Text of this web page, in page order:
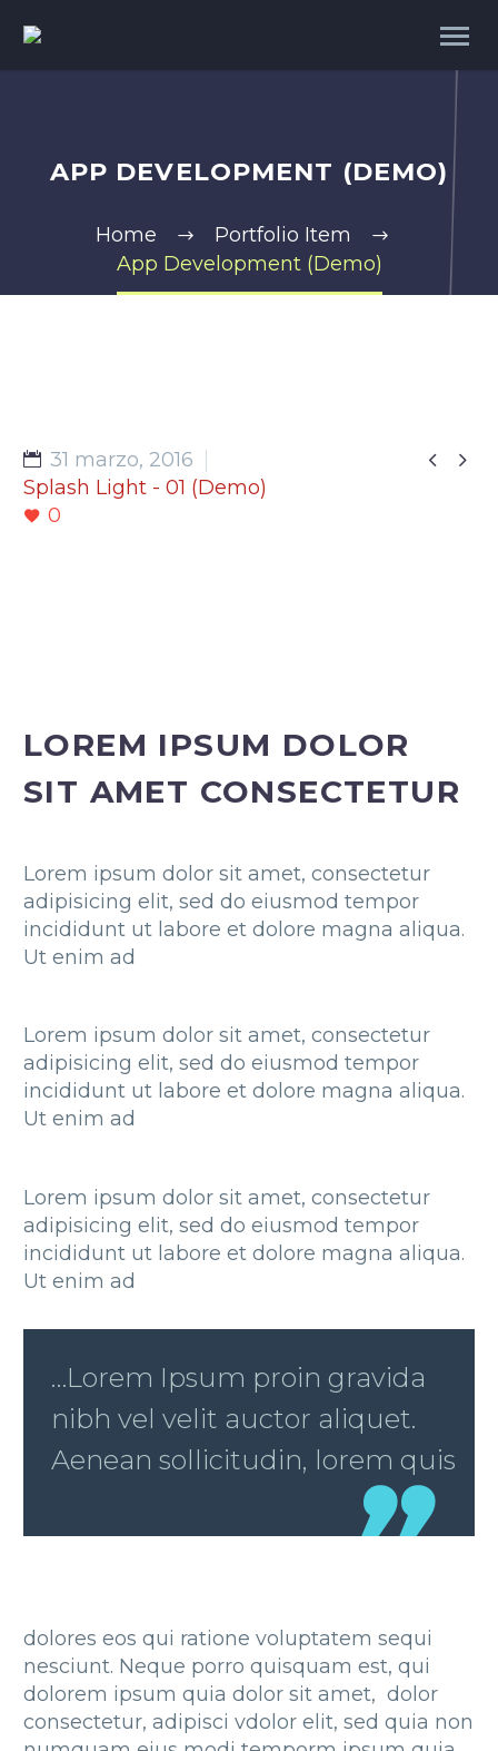
APP DEVELOPMENT (DEMO)
Home
Portfolio Item
App Development (Demo)
 
31 marzo, 2016
Splash Light - 01 (Demo)
0
LOREM IPSUM DOLOR
SIT AMET CONSECTETUR
Lorem ipsum dolor sit amet, consectetur
adipisicing elit, sed do eiusmod tempor
incididunt ut labore et dolore magna aliqua.
Ut enim ad
Lorem ipsum dolor sit amet, consectetur
adipisicing elit, sed do eiusmod tempor
incididunt ut labore et dolore magna aliqua.
Ut enim ad
Lorem ipsum dolor sit amet, consectetur
adipisicing elit, sed do eiusmod tempor
incididunt ut labore et dolore magna aliqua.
Ut enim ad
…Lorem Ipsum proin gravida
nibh vel velit auctor aliquet.
Aenean sollicitudin, lorem quis
dolores eos qui ratione voluptatem sequi
nesciunt. Neque porro quisquam est, qui
dolorem ipsum quia dolor sit amet, dolor
consectetur, adipisci vdolor elit, sed quia non